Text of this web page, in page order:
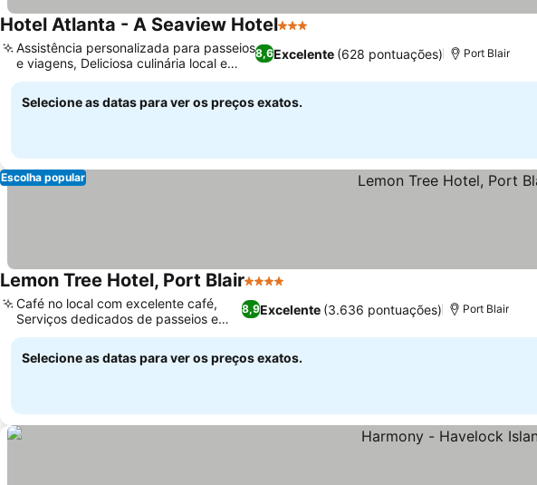
Hotel Atlanta - A Seaview Hotel3 Estrelas
8,6Excelente (628 pontuações)
Assistência personalizada para passeios
e viagens, Deliciosa culinária local e
goesa
Port Blair
Selecione as datas para ver os preços exatos.
Escolha popular
Lemon Tree Hotel, Port Blair4 Estrelas
8,9Excelente (3.636 pontuações)
Café no local com excelente café,
Serviços dedicados de passeios e
ingressos
Port Blair
Selecione as datas para ver os preços exatos.